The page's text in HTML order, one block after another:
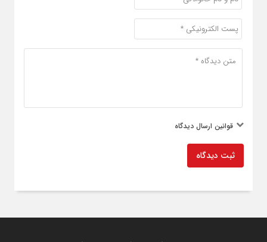
قوانین ارسال دیدگاه
ثبت دیدگاه